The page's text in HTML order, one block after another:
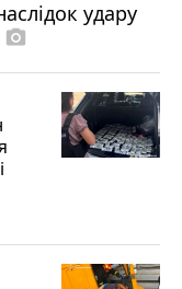
удару
photo_camera